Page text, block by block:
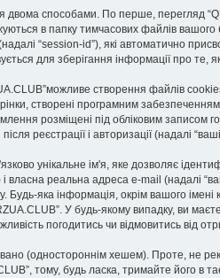
двома способами. По перше, перегляд
в папку тимчасових файлів
(надалі “session-id”), які автоматично
для зберігання інформації про
створення файлів
створені програмним
розміщені під обліковим записом
реєстрації і авторизації (надалі
унікальне ім'я, яке дозволяє
власна реальна адреса e-mail (надалі
Будь-яка інформація, окрім вашого
У будь-якому випадку, ви
погодитись чи відмовитись
(одностороннім хешем). Проте, не
тому, будь ласка, тримайте його в